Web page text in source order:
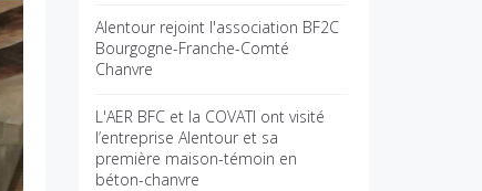
Alentour rejoint l'association BF2C
Bourgogne-Franche-Comté
Chanvre
L'AER BFC et la COVATI ont visité
l’entreprise Alentour et sa
première maison-témoin en
béton-chanvre